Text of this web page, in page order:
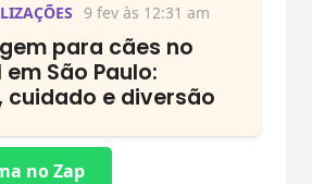
9 fev às 12:31 am
para cães no
São Paulo:
e diversão
no Zap